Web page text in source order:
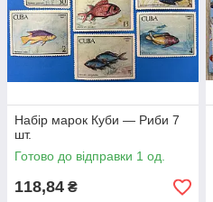
Набір марок Куби — Риби 7
шт.
Готово до відправки 1 од.
118,84 ₴